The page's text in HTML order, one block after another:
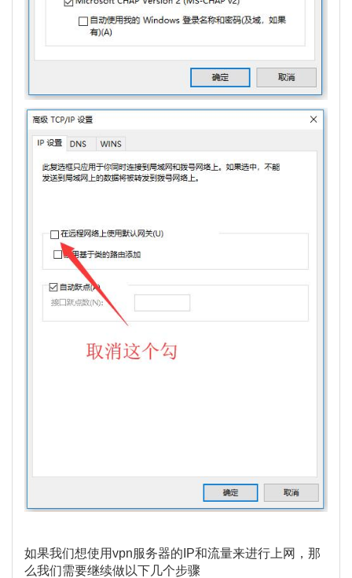
如果我们想使用vpn服务器的IP和流量来进行上网，那
么我们需要继续做以下几个步骤